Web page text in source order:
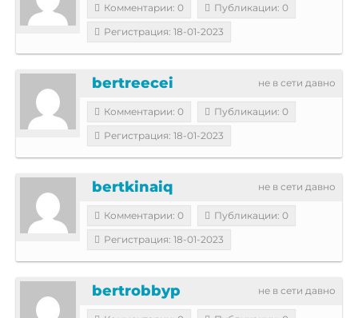
Комментарии: 0
Публикации: 0
Регистрация: 18-01-2023
не в сети давно
bertreecei
Комментарии: 0
Публикации: 0
Регистрация: 18-01-2023
не в сети давно
bertkinaiq
Комментарии: 0
Публикации: 0
Регистрация: 18-01-2023
не в сети давно
bertrobbyp